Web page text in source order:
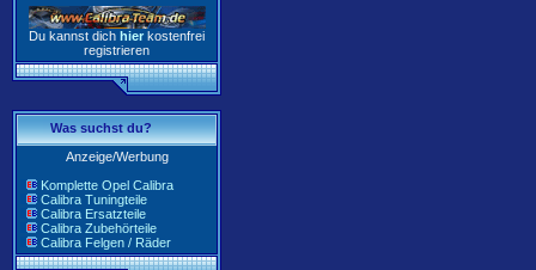
Du kannst dich hier kostenfrei
registrieren
Was suchst du?
Anzeige/Werbung
Komplette Opel Calibra
Calibra Tuningteile
Calibra Ersatzteile
Calibra Zubehörteile
Calibra Felgen / Räder